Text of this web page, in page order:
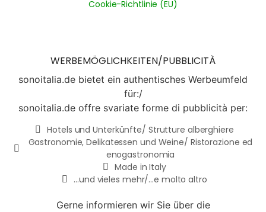
Cookie-Richtlinie (EU)
WERBEMÖGLICHKEITEN/PUBBLICITÀ
sonoitalia.de bietet ein authentisches Werbeumfeld
für:/
sonoitalia.de offre svariate forme di pubblicità per:
Hotels und Unterkünfte/ Strutture alberghiere
Gastronomie, Delikatessen und Weine/ Ristorazione ed
enogastronomia
Made in Italy
...und vieles mehr/...e molto altro
Gerne informieren wir Sie über die